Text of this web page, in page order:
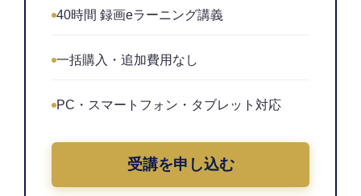
40時間 録画eラーニング講義
一括購入・追加費用なし
PC・スマートフォン・タブレット対応
受講を申し込む